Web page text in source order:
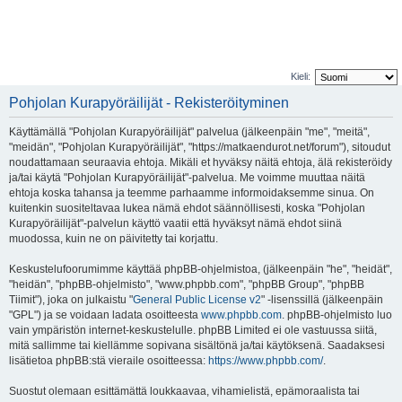
Kieli:
Pohjolan Kurapyöräilijät - Rekisteröityminen
Käyttämällä "Pohjolan Kurapyöräilijät" palvelua (jälkeenpäin "me", "meitä",
"meidän", "Pohjolan Kurapyöräilijät", "https://matkaendurot.net/forum"), sitoudut
noudattamaan seuraavia ehtoja. Mikäli et hyväksy näitä ehtoja, älä rekisteröidy
ja/tai käytä "Pohjolan Kurapyöräilijät"-palvelua. Me voimme muuttaa näitä
ehtoja koska tahansa ja teemme parhaamme informoidaksemme sinua. On
kuitenkin suositeltavaa lukea nämä ehdot säännöllisesti, koska "Pohjolan
Kurapyöräilijät"-palvelun käyttö vaatii että hyväksyt nämä ehdot siinä
muodossa, kuin ne on päivitetty tai korjattu.
Keskustelufoorumimme käyttää phpBB-ohjelmistoa, (jälkeenpäin "he", "heidät",
"heidän", "phpBB-ohjelmisto", "www.phpbb.com", "phpBB Group", "phpBB
Tiimit"), joka on julkaistu "General Public License v2" -lisenssillä (jälkeenpäin
"GPL") ja se voidaan ladata osoitteesta www.phpbb.com. phpBB-ohjelmisto luo
vain ympäristön internet-keskustelulle. phpBB Limited ei ole vastuussa siitä,
mitä sallimme tai kiellämme sopivana sisältönä ja/tai käytöksenä. Saadaksesi
lisätietoa phpBB:stä vieraile osoitteessa: https://www.phpbb.com/.
Suostut olemaan esittämättä loukkaavaa, vihamielistä, epämoraalista tai